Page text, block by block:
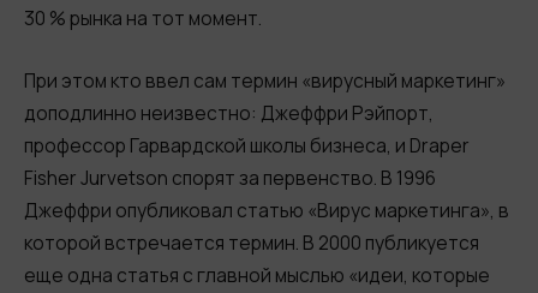
30 % рынка на тот момент.
При этом кто ввел сам термин «вирусный маркетинг»
доподлинно неизвестно: Джеффри Рэйпорт,
профессор Гарвардской школы бизнеса, и Draper
Fisher Jurvetson спорят за первенство. В 1996
Джеффри опубликовал статью «Вирус маркетинга», в
которой встречается термин. В 2000 публикуется
еще одна статья с главной мыслью «идеи, которые